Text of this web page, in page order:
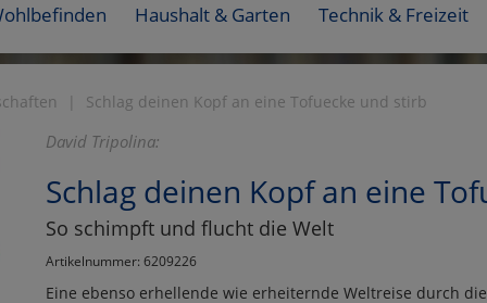
Haushalt & Garten Technik & Freizeit
Schlag deinen Kopf an eine Tofuecke und stirb
David Tripolina:
Schlag deinen Kopf an eine
So schimpft und flucht die Welt
Artikelnummer: 6209226
Eine ebenso erhellende wie erheiternde Weltreise durch